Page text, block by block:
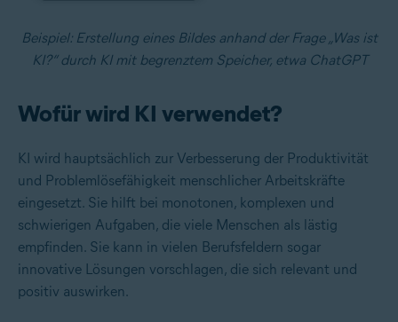
Beispiel: Erstellung eines Bildes anhand der Frage „Was ist
KI?“ durch KI mit begrenztem Speicher, etwa ChatGPT
Wofür wird KI verwendet?
KI wird hauptsächlich zur Verbesserung der Produktivität
und Problemlösefähigkeit menschlicher Arbeitskräfte
eingesetzt. Sie hilft bei monotonen, komplexen und
schwierigen Aufgaben, die viele Menschen als lästig
empfinden. Sie kann in vielen Berufsfeldern sogar
innovative Lösungen vorschlagen, die sich relevant und
positiv auswirken.